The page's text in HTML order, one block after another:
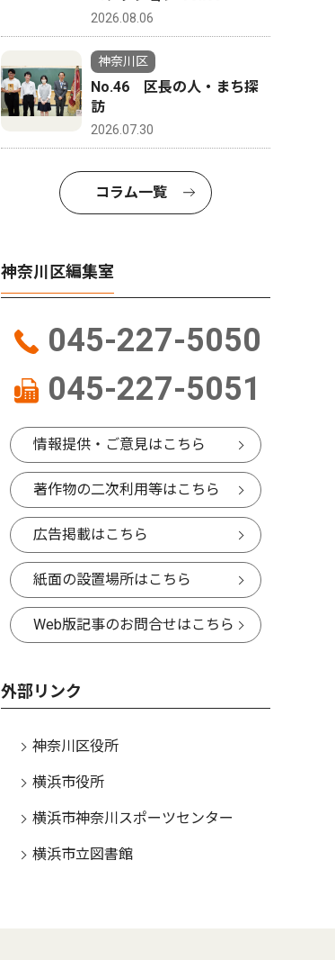
神奈川区内でも支援の輪 熊
本の地震受け募金活動
本 区制
2026.08.06
神奈川区
No.46 区長の人・まち探
訪
2026.07.30
コラム一覧
神奈川区編集室
045-227-5050
045-227-5051
情報提供・ご意見はこちら
著作物の二次利用等はこちら
広告掲載はこちら
紙面の設置場所はこちら
Web版記事のお問合せはこちら
外部リンク
神奈川区役所
横浜市役所
横浜市神奈川スポーツセンター
横浜市立図書館